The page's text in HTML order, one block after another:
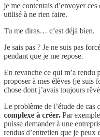
je me contentais d’envoyer
utilisé à ne rien faire.
Tu me diras… c’est déjà bien.
Je sais pas ? Je ne suis pas
pendant que je me repose.
En revanche ce qui m’a rendu
proposer à mes élèves (je suis
chose dont j’avais toujours
Le problème de l’étude de cas
complexe à créer. Par
puisse demander à une
rendus d’entretien que je peux